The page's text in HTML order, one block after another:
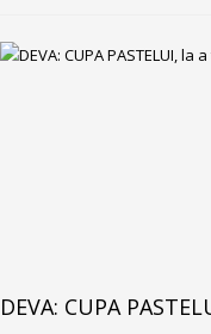
DEVA: CUPA